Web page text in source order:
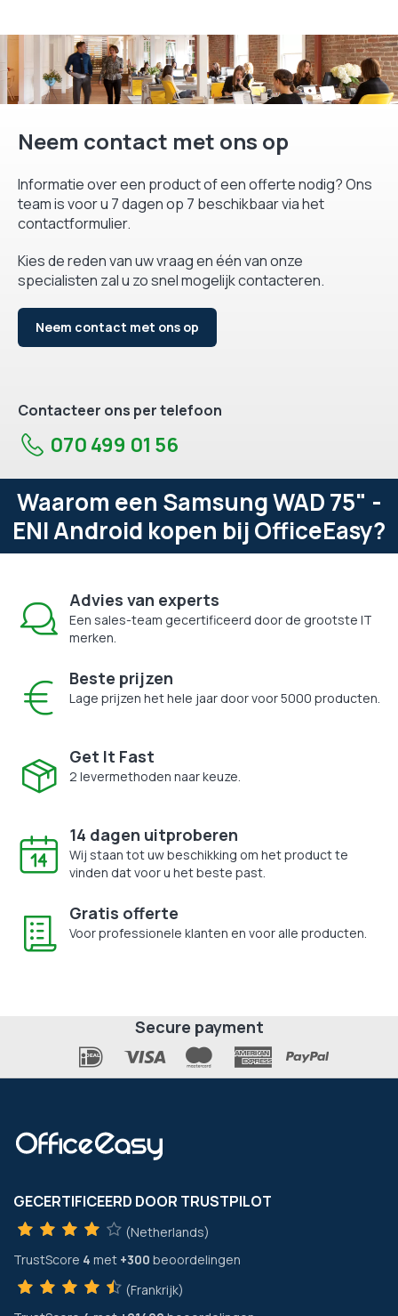
Neem contact met ons op
Informatie over een product of een offerte nodig? Ons
team is voor u 7 dagen op 7 beschikbaar via het
contactformulier.
Kies de reden van uw vraag en één van onze
specialisten zal u zo snel mogelijk contacteren.
Neem contact met ons op
Contacteer ons per telefoon
070 499 01 56
Waarom een Samsung WAD 75" -
ENI Android kopen bij OfficeEasy?
Advies van experts
Een sales-team gecertificeerd door de grootste IT
merken.
Beste prijzen
Lage prijzen het hele jaar door voor 5000 producten.
Get It Fast
2 levermethoden naar keuze.
14 dagen uitproberen
Wij staan tot uw beschikking om het product te
vinden dat voor u het beste past.
Gratis offerte
Voor professionele klanten en voor alle producten.
Secure payment
GECERTIFICEERD DOOR TRUSTPILOT
(Netherlands)
TrustScore 4 met +300 beoordelingen
(Frankrijk)